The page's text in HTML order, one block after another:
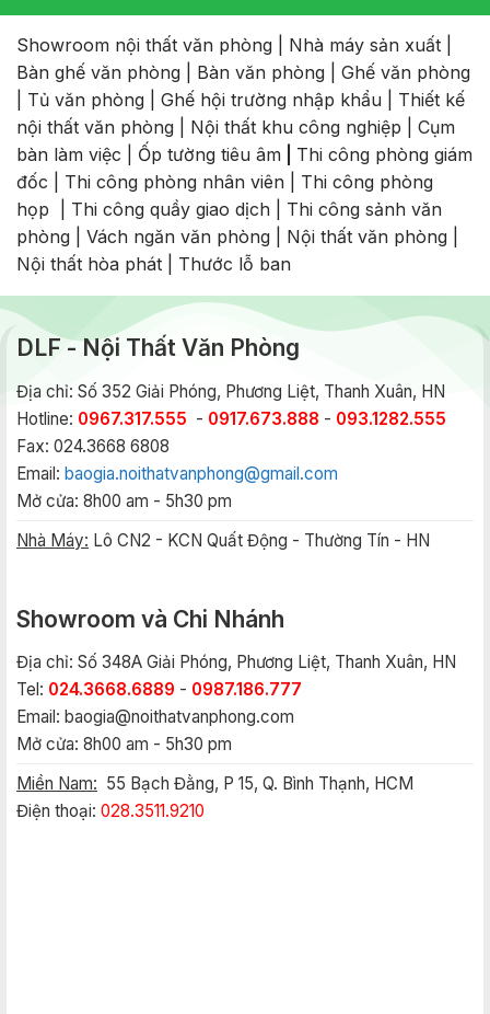
Showroom nội thất văn phòng Nhà máy sản xuất
Bàn ghế văn phòng
Bàn văn phòng
Ghế văn phòng
Tủ văn phòng Ghế hội trường nhập khẩu
Thiết kế
nội thất văn phòng
Nội thất khu công nghiệp
Cụm
bàn làm việc
Ốp tường tiêu âm
Thi công phòng giám
đốc
Thi công phòng nhân viên
Thi công phòng
họp
Thi công quầy giao dịch
Thi công sảnh văn
phòng
Vách ngăn văn phòng Nội thất văn phòng
Nội thất hòa phát
Thước lỗ ban
DLF - Nội Thất Văn Phòng
Địa chỉ: Số 352 Giải Phóng, Phương Liệt, Thanh Xuân, HN
Hotline: 0967.317.555 - 0917.673.888 - 093.1282.555
Fax: 024.3668 6808
Email: baogia.noithatvanphong@gmail.com
Mở cửa: 8h00 am - 5h30 pm
Nhà Máy: Lô CN2 - KCN Quất Động - Thường Tín - HN
Showroom và Chi Nhánh
Địa chỉ: Số 348A Giải Phóng, Phương Liệt, Thanh Xuân, HN
Tel: 024.3668.6889 - 0987.186.777
Email: baogia@noithatvanphong.com
Mở cửa: 8h00 am - 5h30 pm
Miền Nam: 55 Bạch Đằng, P 15, Q. Bình Thạnh, HCM
Điện thoại: 028.3511.9210